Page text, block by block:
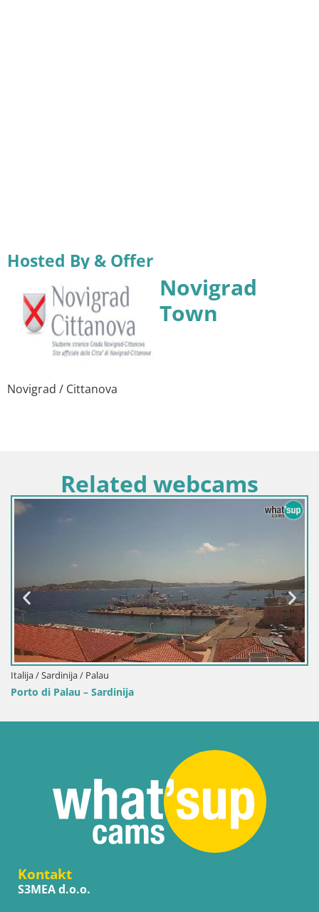
Hosted By & Offer
Novigrad
Town
Novigrad / Cittanova
Related webcams
Italija / Sardinija / Palau
Porto di Palau – Sardinija
Kontakt
S3MEA d.o.o.